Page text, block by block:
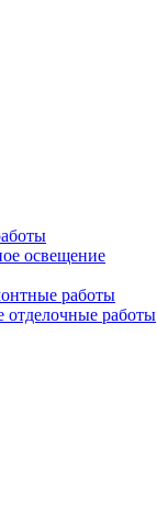
освещение
работы
отделочные работы